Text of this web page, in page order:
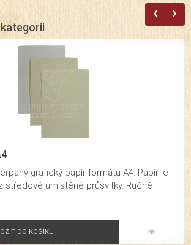
‹ ›
grafický papír formátu A4. Papír je
středově umístěné průsvitky. Ručně
pro významnou osobní či
DO KOŠÍKU